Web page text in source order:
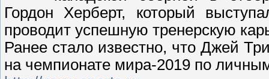
Гордон Херберт, который
проводит успешную тренерскую
Ранее стало известно, что Джей
на чемпионате мира-2019 по